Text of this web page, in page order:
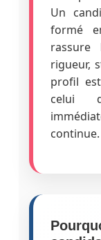
Un
formé
rigueur,
profil
celui
continue.